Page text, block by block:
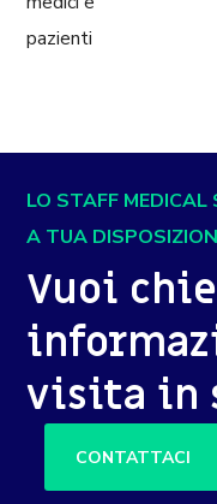
LO STAFF
A TUA
Vuoi
visita in
CONTATTACI